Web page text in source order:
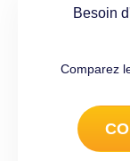
Besoin
Comparez